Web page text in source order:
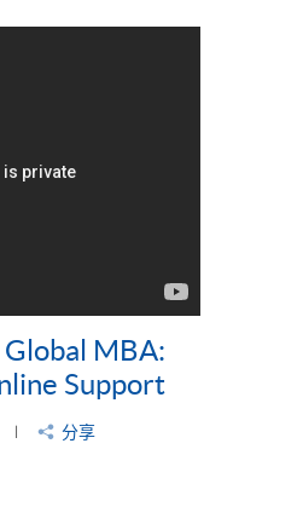
MBA:
Support
分享